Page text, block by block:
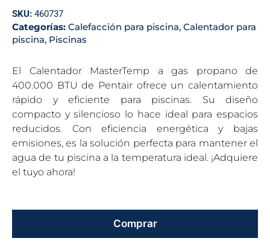
SKU: 460737
Categorías: Calefacción para piscina, Calentador para
piscina, Piscinas
El Calentador MasterTemp a gas propano de
400.000 BTU de Pentair ofrece un calentamiento
rápido y eficiente para piscinas. Su diseño
compacto y silencioso lo hace ideal para espacios
reducidos. Con eficiencia energética y bajas
emisiones, es la solución perfecta para mantener el
agua de tu piscina a la temperatura ideal. ¡Adquiere
el tuyo ahora!
Comprar